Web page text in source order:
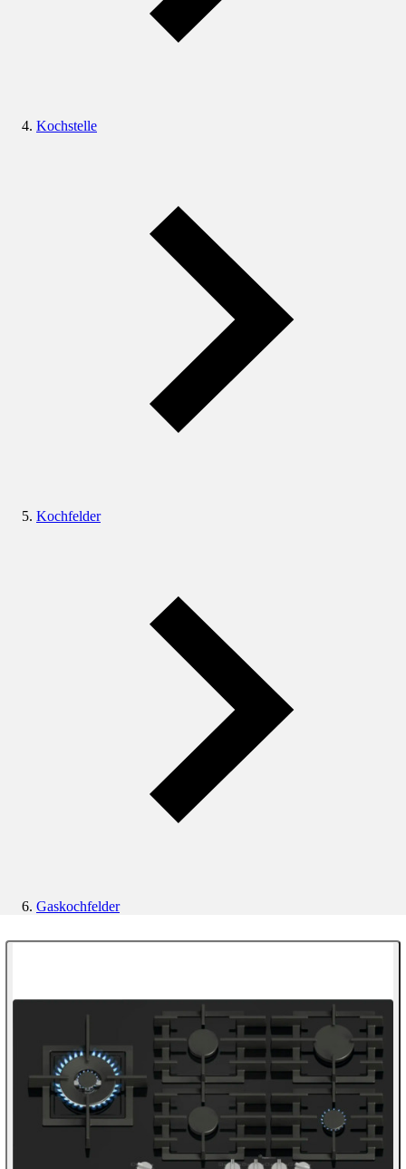
Kochstelle
Kochfelder
Gaskochfelder